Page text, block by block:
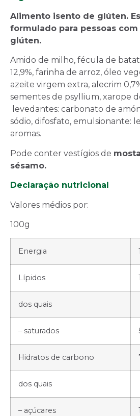
Alimento isento de glúten.
formulado para pessoas
glúten.
Amido de milho, fécula de
12,9%, farinha de arroz, óleo
azeite virgem extra, alecrim
sementes de psyllium, xarope
levedantes: carbonato de
sódio, difosfato, emulsionante:
aromas.
Pode conter vestígios de
sésamo.
Declaração nutricional
Valores médios por:
100g
Energia
Lípidos
dos quais
– saturados
Hidratos de carbono
dos quais
– açúcares